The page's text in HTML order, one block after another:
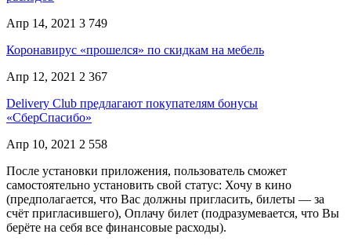
Апр 14, 2021 3 749
Коронавирус «прошелся» по скидкам на мебель
Апр 12, 2021 2 367
Delivery Club предлагают покупателям бонусы
«СберСпасибо»
Апр 10, 2021 2 558
После установки приложения, пользователь сможет
самостоятельно установить свой статус: Хочу в кино
(предполагается, что Вас должны пригласить, билеты — за
счёт пригласившего), Оплачу билет (подразумевается, что Вы
берёте на себя все финансовые расходы).